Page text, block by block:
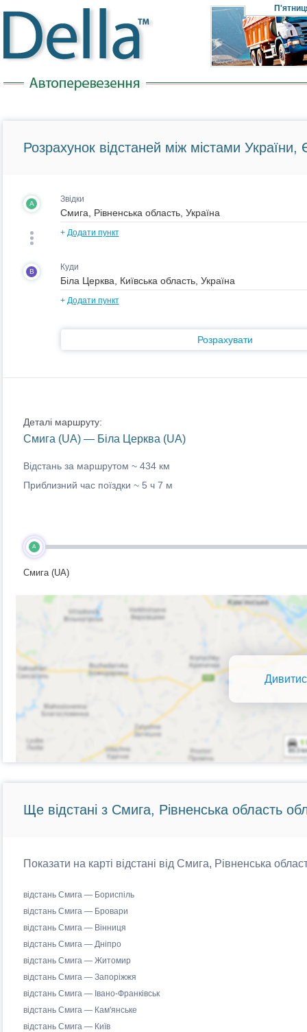
Розрахунок відстаней між містами України,
A Звідки
+ Додати пункт
B Куди
+ Додати пункт
Розрахувати
Деталі маршруту:
Смига (UA) — Біла Церква (UA)
Відстань за маршрутом ~ 434 км
Приблизний час поїздки ~ 5 ч 7 м
A
Смига (UA)
Ще відстані з Смига, Рівненська область
Показати на карті відстані від Смига, Рівненська
відстань Смига — Бориспіль
відстань Смига — Бровари
відстань Смига — Вінниця
відстань Смига — Дніпро
відстань Смига — Житомир
відстань Смига — Запоріжжя
відстань Смига — Івано-Франківськ
відстань Смига — Кам'янське
відстань Смига — Київ